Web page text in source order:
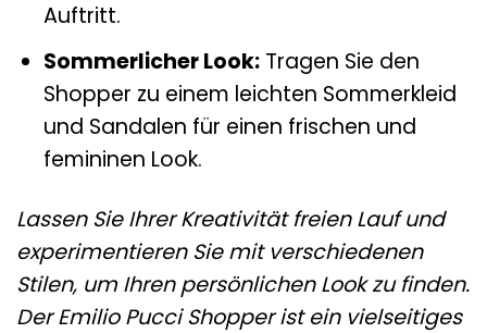
Auftritt.
Sommerlicher Look:Tragen Sie den
Shopper zu einem leichten Sommerkleid
und Sandalen für einen frischen und
femininen Look.
Lassen Sie Ihrer Kreativität freien Lauf und
experimentieren Sie mit verschiedenen
Stilen, um Ihren persönlichen Look zu finden.
Der Emilio Pucci Shopper ist ein vielseitiges